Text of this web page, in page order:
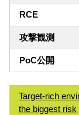
RCE
攻撃観測
PoC公開
Target-rich
the biggest risk